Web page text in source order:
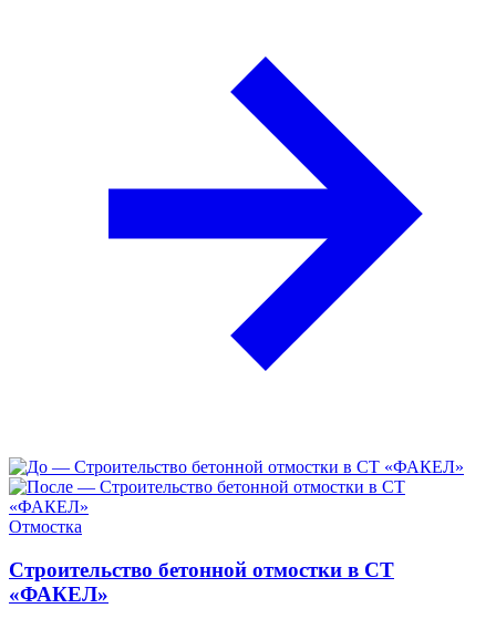
Отмостка
Строительство бетонной отмостки в СТ
«ФАКЕЛ»